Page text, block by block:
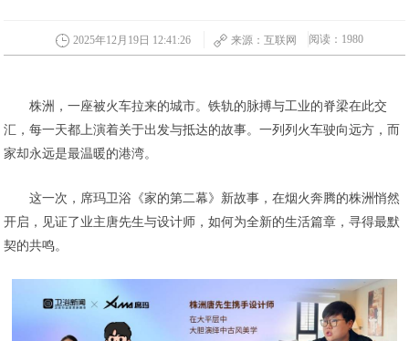
2025年12月19日 12:41:26 来源：互联网 阅读：1980
株洲，一座被火车拉来的城市。铁轨的脉搏与工业的脊梁在此交
汇，每一天都上演着关于出发与抵达的故事。一列列火车驶向远方，而
家却永远是最温暖的港湾。
这一次，席玛卫浴《家的第二幕》新故事，在烟火奔腾的株洲悄然
开启，见证了业主唐先生与设计师，如何为全新的生活篇章，寻得最默
契的共鸣。